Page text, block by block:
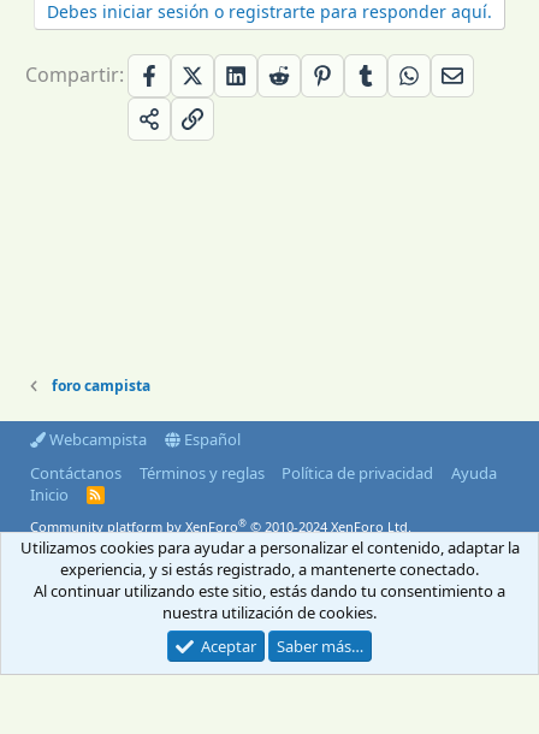
Debes iniciar sesión o registrarte para responder aquí.
Compartir:
foro campista
Webcampista
Español
Contáctanos
Términos y reglas Política de privacidad
Ayuda
Inicio
R
S
Community platform by XenForo® © 2010-2024 XenForo Ltd.
© 2004-2026 Webcampista.com
Envíanos un email
Aviso Legal
Política de privacidad
Menú profesionales
Política de cookies
Utilizamos cookies para ayudar a personalizar el contenido, adaptar la
experiencia, y si estás registrado, a mantenerte conectado.
Al continuar utilizando este sitio, estás dando tu consentimiento a
nuestra utilización de cookies.
Aceptar
Saber más…